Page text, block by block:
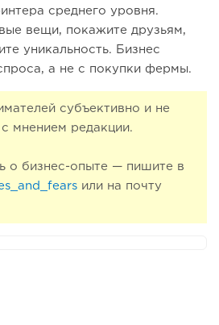
среднего уровня.
вещи, покажите друзьям,
уникальность. Бизнес
а не с покупки фермы.
субъективно и не
мнением редакции.
о бизнес-опыте — пишите в
или на почту